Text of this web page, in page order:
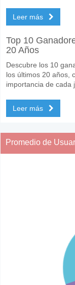
Leer más
Top 10
20 Años
Descubre los 10
los últimos 20 años,
importancia de cada
Leer más
Promedio de